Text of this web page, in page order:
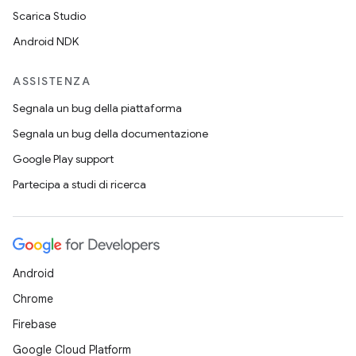
Scarica Studio
Android NDK
ASSISTENZA
Segnala un bug della piattaforma
Segnala un bug della documentazione
Google Play support
Partecipa a studi di ricerca
Android
Chrome
Firebase
Google Cloud Platform